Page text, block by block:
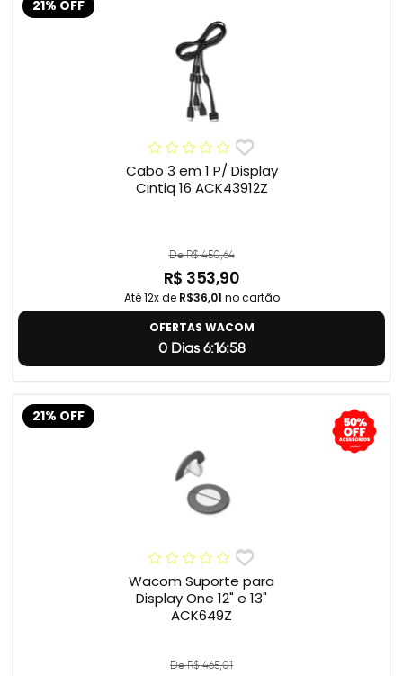
21% OFF
Cabo 3 em 1 P/ Display
Cintiq 16 ACK43912Z
De R$ 450,64
R$ 353,90
Até 12x de R$36,01 no cartão
OFERTAS WACOM
0 Dias 6:16:57
21% OFF
Wacom Suporte para
Display One 12" e 13"
ACK649Z
De R$ 465,01